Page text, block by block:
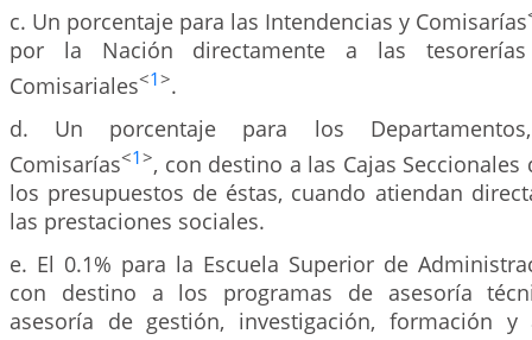
c. Un porcentaje para las Intendencias y Comisarías
por la Nación directamente a las tesorerías
Comisariales<1>.
d. Un porcentaje para los
Comisarías<1>, con destino a las Cajas
los presupuestos de éstas, cuando atiendan
las prestaciones sociales.
e. El 0.1% para la Escuela Superior de
con destino a los programas de asesoría
asesoría de gestión, investigación, formación y